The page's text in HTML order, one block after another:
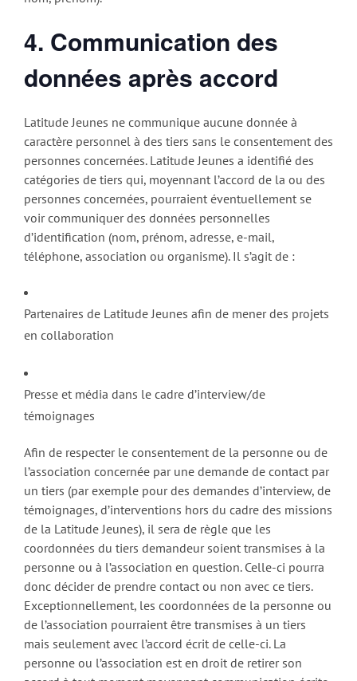
4. Communication des
données après accord
Latitude Jeunes ne communique aucune donnée à
caractère personnel à des tiers sans le consentement des
personnes concernées. Latitude Jeunes a identifié des
catégories de tiers qui, moyennant l’accord de la ou des
personnes concernées, pourraient éventuellement se
voir communiquer des données personnelles
d’identification (nom, prénom, adresse, e-mail,
téléphone, association ou organisme). Il s’agit de :
Partenaires de Latitude Jeunes afin de mener des projets
en collaboration
Presse et média dans le cadre d’interview/de
témoignages
Afin de respecter le consentement de la personne ou de
l’association concernée par une demande de contact par
un tiers (par exemple pour des demandes d’interview, de
témoignages, d’interventions hors du cadre des missions
de la Latitude Jeunes), il sera de règle que les
coordonnées du tiers demandeur soient transmises à la
personne ou à l’association en question. Celle-ci pourra
donc décider de prendre contact ou non avec ce tiers.
Exceptionnellement, les coordonnées de la personne ou
de l’association pourraient être transmises à un tiers
mais seulement avec l’accord écrit de celle-ci. La
personne ou l’association est en droit de retirer son